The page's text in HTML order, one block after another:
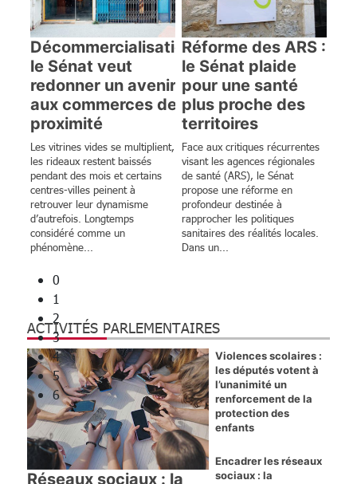
ENJEUX ET DÉBATS
Les flammes ne lisent pas le Code de
l’environnement ; elles se nourrissent de
nos renoncements
Par Yves d’Amécourt, viticulteur et
sylviculteur, ancien élu local de Gironde
0
1
2
3
4
5
6
Décommercialisation :
le Sénat veut
redonner un avenir
aux commerces de
proximité
Les vitrines vides se multiplient,
les rideaux restent baissés
pendant des mois et certains
centres-villes peinent à
retrouver leur dynamisme
d’autrefois. Longtemps
considéré comme un
phénomène...
Réforme des ARS :
le Sénat plaide
pour une santé
plus proche des
territoires
Face aux critiques récurrentes
visant les agences régionales
de santé (ARS), le Sénat
propose une réforme en
profondeur destinée à
rapprocher les politiques
sanitaires des réalités locales.
Dans un...
ACTIVITÉS PARLEMENTAIRES
Réseaux sociaux : la
Violences scolaires :
les députés votent à
l’unanimité un
renforcement de la
protection des
enfants
Encadrer les réseaux
sociaux : la